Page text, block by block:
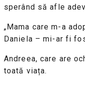
sperând să afle
„Mama care m-a
Daniela – mi-ar fi
Andreea, care are
toată viața.